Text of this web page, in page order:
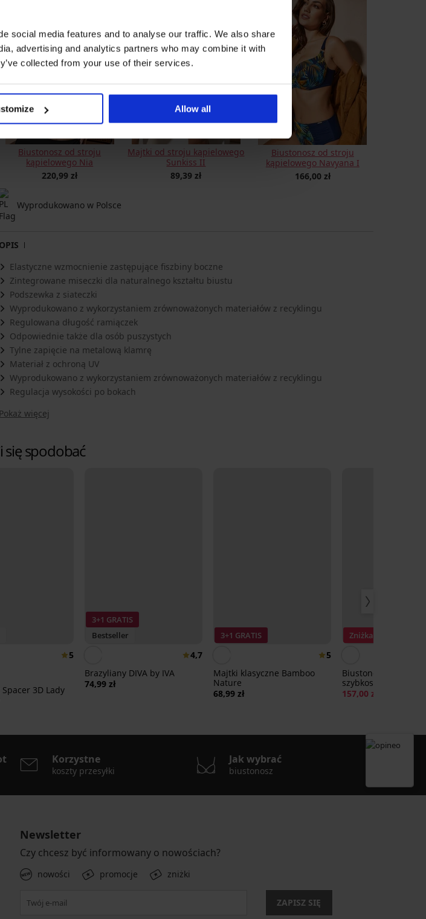
social media features and to analyse our traffic. We also share
advertising and analytics partners who may combine it with
collected from your use of their services.
Allow all
Biustonosz od stroju
kąpielowego Nia
220,99 zł
Majtki od stroju kąpielowego
Sunkiss II
89,39 zł
Biustonosz od stroju
kąpielowego Navyana I
166,00 zł
Wyprodukowano w Polsce
OPIS
Elastyczne wzmocnienie zastępujące fiszbiny boczne
Zintegrowane miseczki dla naturalnego kształtu biustu
Podszewka z siateczki
Wyprodukowano z wykorzystaniem zrównoważonych materiałów z recyklingu
Regulowana długość ramiączek
Odpowiednie także dla osób puszystych
Tylne zapięcie na metalową klamrę
Materiał z ochroną UV
Wyprodukowano z wykorzystaniem zrównoważonych materiałów z recyklingu
Regulacja wysokości po bokach
Pokaż więcej
się spodobać
5
3D Lady
3+1 GRATIS
Bestseller
4,7
Brazyliany DIVA by IVA
74,99 zł
3+1 GRATIS
5
Majtki klasyczne Bamboo
Nature
68,99 zł
Zniżka -50%
Biustonosz od
szybkoschnącego
kąpielowego Spacer
157,00 zł
Korzystne
koszty przesyłki
Jak wybrać
biustonosz
Newsletter
Czy chcesz być informowany o nowościach?
nowości promocje zniżki
ZAPISZ SIĘ